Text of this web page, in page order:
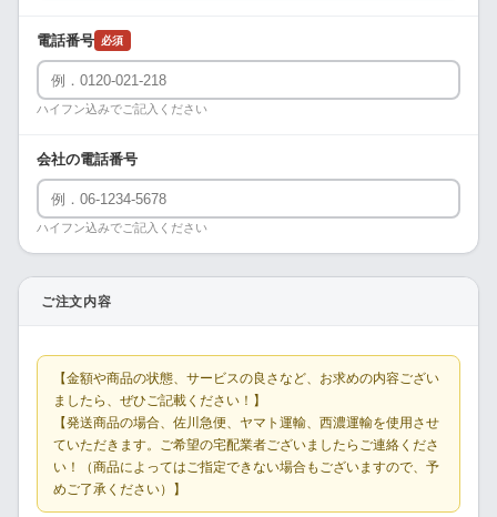
電話番号 必須
ハイフン込みでご記入ください
会社の電話番号
ハイフン込みでご記入ください
ご注文内容
【金額や商品の状態、サービスの良さなど、お求めの内容ござい
ましたら、ぜひご記載ください！】
【発送商品の場合、佐川急便、ヤマト運輸、西濃運輸を使用させ
ていただきます。ご希望の宅配業者ございましたらご連絡くださ
い！（商品によってはご指定できない場合もございますので、予
めご了承ください）】